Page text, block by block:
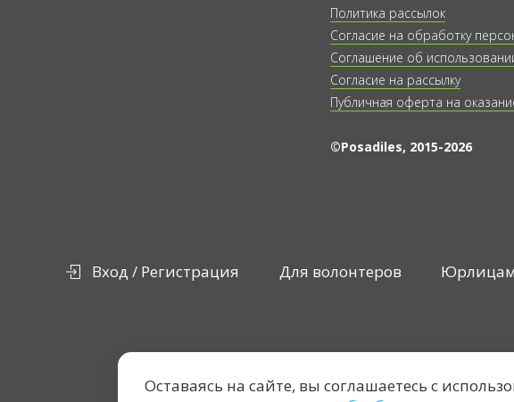
Политика рассылок
Согласие на обработку
Соглашение об
Согласие на рассылку
Публичная оферта на
©Posadiles, 2015-2026
Вход / Регистрация Для волонтеров
Юрлицам
Оставаясь на сайте, вы соглашаетесь с